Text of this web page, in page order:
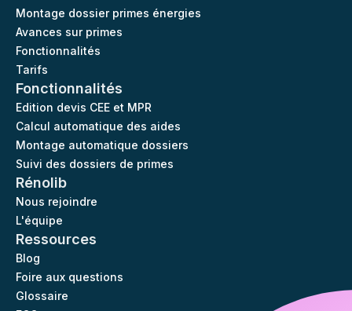
Montage dossier primes énergies
Avances sur primes
Fonctionnalités
Tarifs
Fonctionnalités
Edition devis CEE et MPR
Calcul automatique des aides
Montage automatique dossiers
Suivi des dossiers de primes
Rénolib
Nous rejoindre
L'équipe
Ressources
Blog
Foire aux questions
Glossaire